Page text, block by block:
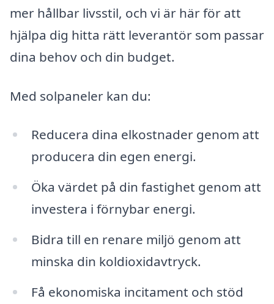
mer hållbar livsstil, och vi är här för att
hjälpa dig hitta rätt leverantör som passar
dina behov och din budget.
Med solpaneler kan du:
Reducera dina elkostnader genom att
producera din egen energi.
Öka värdet på din fastighet genom att
investera i förnybar energi.
Bidra till en renare miljö genom att
minska din koldioxidavtryck.
Få ekonomiska incitament och stöd